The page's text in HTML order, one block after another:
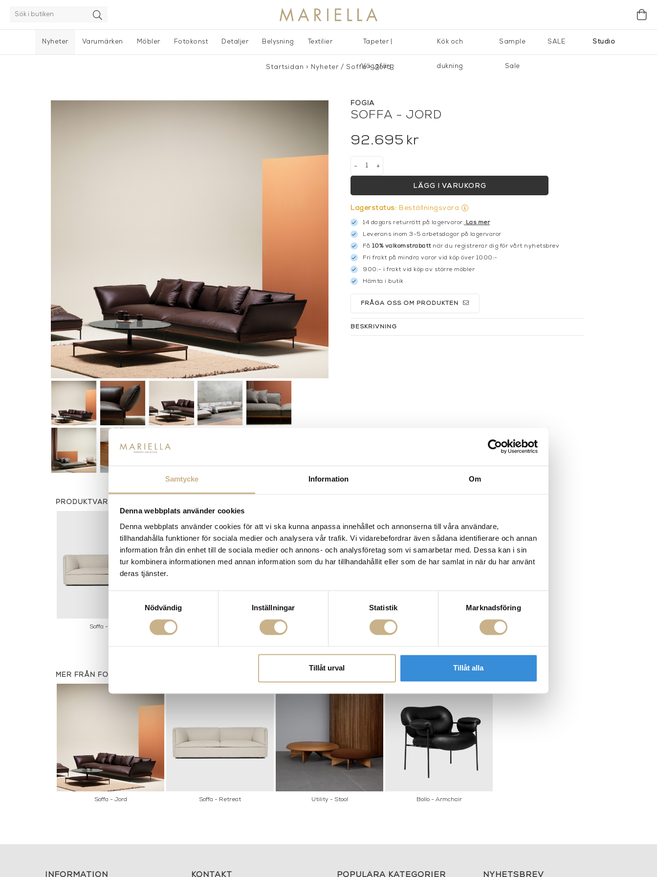
Samtycke Information Om
Denna webbplats använder cookies
Denna webbplats använder cookies för att vi ska kunna anpassa innehållet och annonserna till våra användare,
tillhandahålla funktioner för sociala medier och analysera vår trafik. Vi vidarebefordrar även sådana identifierare och annan
information från din enhet till de sociala medier och annons- och analysföretag som vi samarbetar med. Dessa kan i sin
tur kombinera informationen med annan information som du har tillhandahållit eller som de har samlat in när du har använt
deras tjänster.
Nödvändig
Inställningar Statistik Marknadsföring
Tillåt urval Tillåt alla
Nyheter Studio
Varumärken Möbler Fotokonst Detaljer Belysning Textilier Tapeter |
Väggfärg
Kök och
dukning
Sample
Sale
SALE
Startsidan > Nyheter/ Soffa - Jord
FOGIA
SOFFA - JORD
92.695 kr
+
-
LÄGG I VARUKORG
Lagerstatus: Beställningsvara
14 dagars returrätt på lagervaror. Läs mer
Leverans inom 3-5 arbetsdagar på lagervaror
Få 10% välkomstrabattnär du registrerar dig för vårt nyhetsbrev
Fri frakt på mindra varor vid köp över 1000:-
900:- i frakt vid köp av större möbler
Hämta i butik
FRÅGA OSS OM PRODUKTEN
BESKRIVNING
PRODUKTVARIANTER
Soffa - Retreat
MER FRÅN FOGIA
Soffa - Jord Soffa - Retreat Utility - Stool Bollo - Armchair
INFORMATION KONTAKT POPULÄRA KATEGORIER NYHETSBREV